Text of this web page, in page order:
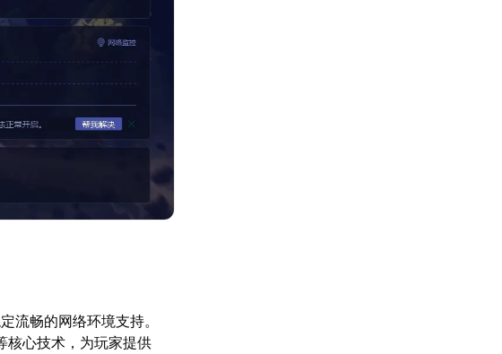
流畅的网络环境支持。
核心技术，为玩家提供